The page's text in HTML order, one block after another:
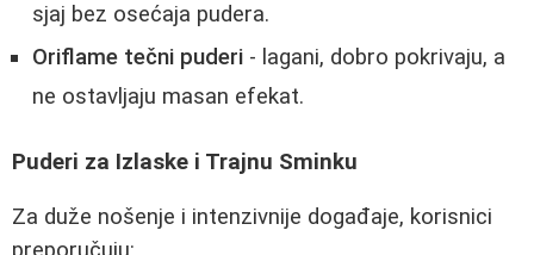
sjaj bez osećaja pudera.
Oriflame tečni puderi - lagani, dobro pokrivaju, a
ne ostavljaju masan efekat.
Puderi za Izlaske i Trajnu Sminku
Za duže nošenje i intenzivnije događaje, korisnici